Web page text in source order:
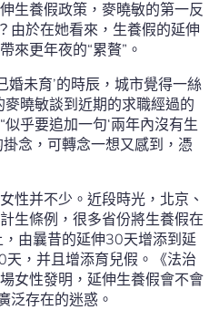
生養假政策，麥曉敏的第一反
由於在她看來，生養假的延伸
來更年夜的“累贅”。
婚未育’的時辰，城市覺得一絲
曉敏談到近期的求職經過的
乎要追加一句‘兩年內沒有生
念，可轉念一想又感到，憑
性并不少。近段時光，北京、
生條例，很多省份將生養假在
由曩昔的延伸30天增添到延
，并且增添育兒假。《法治
女性發明，延伸生養假會不會
泛存在的迷惑。